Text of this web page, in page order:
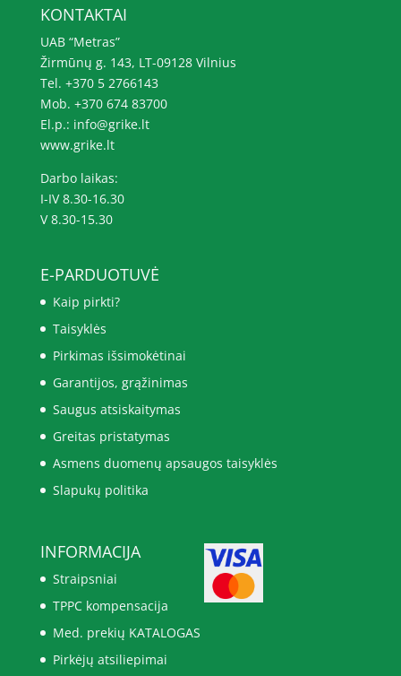
KONTAKTAI
UAB “Metras”
Žirmūnų g. 143, LT-09128 Vilnius
Tel. +370 5 2766143
Mob. +370 674 83700
El.p.: info@grike.lt
www.grike.lt
Darbo laikas:
I-IV 8.30-16.30
V 8.30-15.30
E-PARDUOTUVĖ
Kaip pirkti?
Taisyklės
Pirkimas išsimokėtinai
Garantijos, grąžinimas
Saugus atsiskaitymas
Greitas pristatymas
Asmens duomenų apsaugos taisyklės
Slapukų politika
INFORMACIJA
Straipsniai
TPPC kompensacija
Med. prekių KATALOGAS
Pirkėjų atsiliepimai